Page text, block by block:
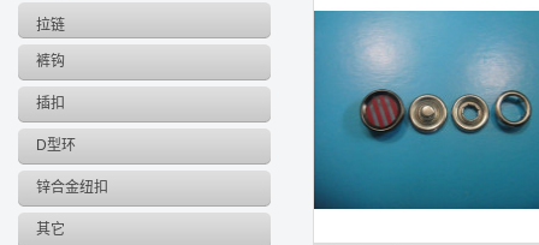
拉链
裤钩
插扣
D型环
锌合金纽扣
其它